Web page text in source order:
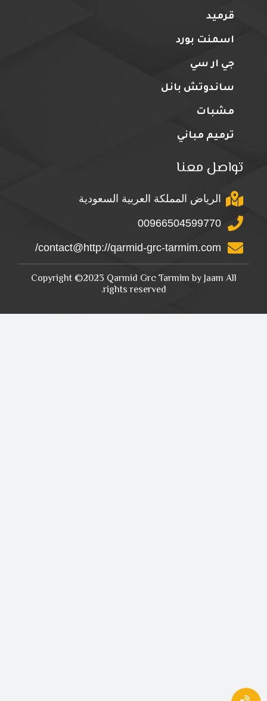
قرميد
اسمنت بورد
جي ار سي
ساندوتش بانل
مشبات
ترميم مباني
تواصل معنا
الرياض المملكة العربية السعودية
00966504599770
contact@http://qarmid-grc-tarmim.com/
Copyright ©2023 Qarmid Grc Tarmim by Jaam All
rights reserved.